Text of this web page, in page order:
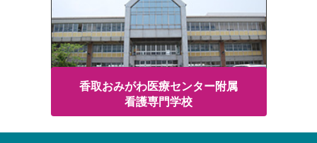
香取おみがわ医療センター附属
看護専門学校